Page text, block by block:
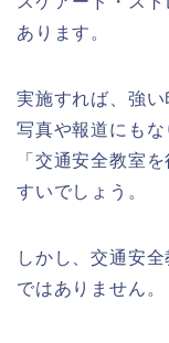
あります。
実施すれば、強い
写真や報道にもな
「交通安全教室
すいでしょう。
しかし、交通安
ではありません。